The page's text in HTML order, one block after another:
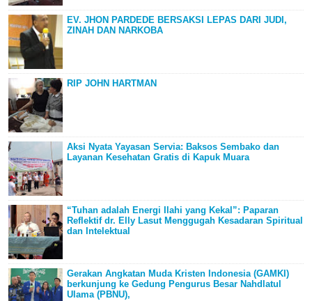
EV. JHON PARDEDE BERSAKSI LEPAS DARI JUDI,
ZINAH DAN NARKOBA
RIP JOHN HARTMAN
Aksi Nyata Yayasan Servia: Baksos Sembako dan
Layanan Kesehatan Gratis di Kapuk Muara
“Tuhan adalah Energi Ilahi yang Kekal”: Paparan
Reflektif dr. Elly Lasut Menggugah Kesadaran Spiritual
dan Intelektual
Gerakan Angkatan Muda Kristen Indonesia (GAMKI)
berkunjung ke Gedung Pengurus Besar Nahdlatul
Ulama (PBNU),